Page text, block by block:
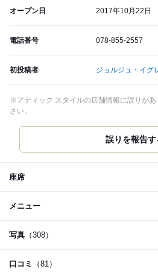
オープン日 2017年10月22日
電話番号 078-855-2557
初投稿者 ジョルジュ・イグ
※アティック スタイルの店舗情報に誤りが
さい。
誤りを報告す
座席
メニュー
写真 （308）
口コミ （81）